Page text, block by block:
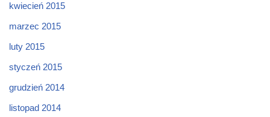
kwiecień 2015
marzec 2015
luty 2015
styczeń 2015
grudzień 2014
listopad 2014